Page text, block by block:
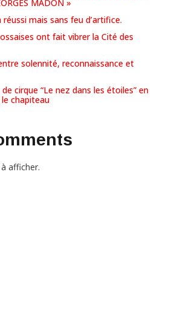
MADON »
réussi mais sans feu d’artifice.
ont fait vibrer la Cité des
solennité, reconnaissance et
de cirque “Le nez dans les étoiles” en
chapiteau
afficher.